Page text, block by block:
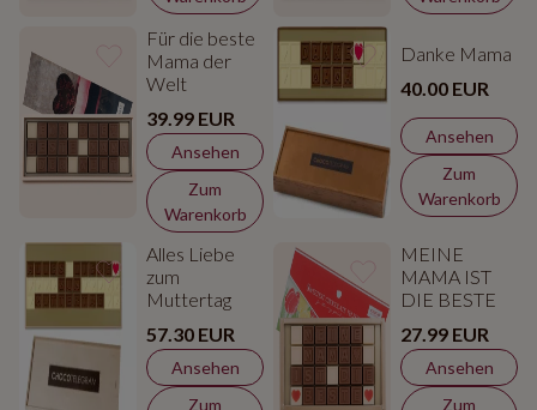
Für die beste
Mama der
Welt
39.99 EUR
Ansehen
Zum
Warenkorb
Danke Mama
40.00 EUR
Ansehen
Zum
Warenkorb
Alles Liebe
zum
Muttertag
57.30 EUR
Ansehen
Zum
MEINE
MAMA IST
DIE BESTE
27.99 EUR
Ansehen
Zum